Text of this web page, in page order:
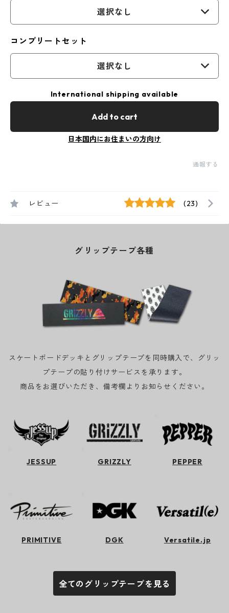
選択なし
コンプリートセット
選択なし
International shipping available
Add to cart
日本国内にお住まいの方向け
通報する
レビュー (23)
グリップテープ各種
スケートボードデッキとグリップテープを同時購入で、グリッ
プテープの貼り付けサービスを承ります。
商品をお選びいただき、備考欄よりお知らせください。
JESSUP GRIZZLY PEPPER
PRIMITIVE DGK Versatile.jp
全てのグリップテープを見る